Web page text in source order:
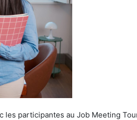
participantes au Job Meeting